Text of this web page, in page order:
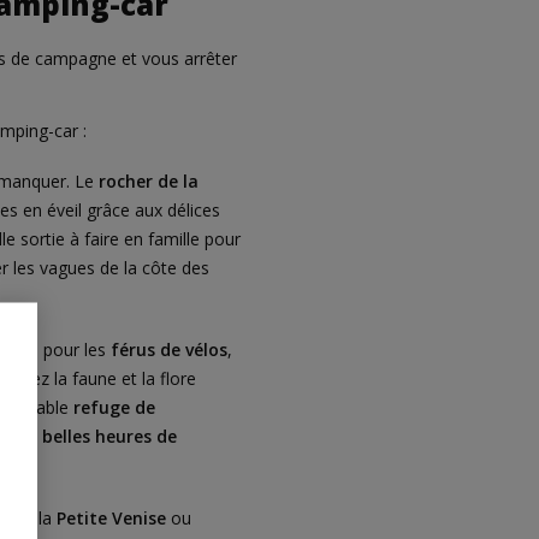
de campagne et vous arrêter
car :
Le rocher de la
en éveil grâce aux délices
sortie à faire en famille pour
les vagues de la côte des
pour les férus de vélos,
la faune et la flore
refuge de
de belles heures de
de la Petite Venise ou